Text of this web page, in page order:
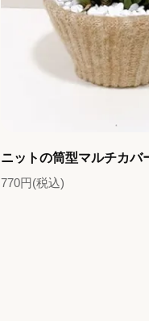
ニットの筒型マルチカバ
770円(税込)